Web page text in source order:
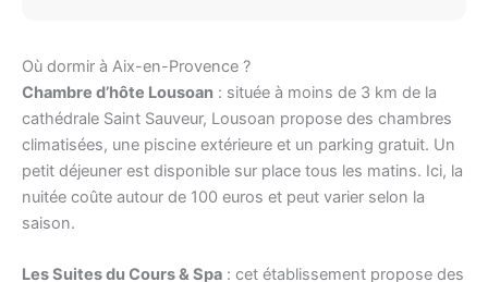
Où dormir à Aix-en-Provence ?
Chambre d’hôte Lousoan : située à moins de 3 km de la
cathédrale Saint Sauveur, Lousoan propose des chambres
climatisées, une piscine extérieure et un parking gratuit. Un
petit déjeuner est disponible sur place tous les matins. Ici, la
nuitée coûte autour de 100 euros et peut varier selon la
saison.
Les Suites du Cours & Spa : cet établissement propose des